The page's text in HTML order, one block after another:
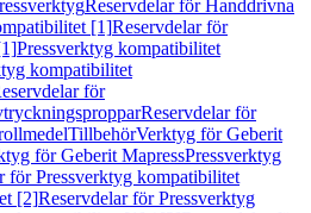
Reservdelar för Handdrivna
[1]Reservdelar för
Pressverktyg kompatibilitet
kompatibilitet
för
Reservdelar för
TillbehörVerktyg för Geberit
för Geberit MapressPressverktyg
för Pressverktyg kompatibilitet
[2]Reservdelar för Pressverktyg